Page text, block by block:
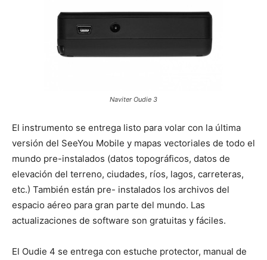
Naviter Oudie 3
El instrumento se entrega listo para volar con la última
versión del SeeYou Mobile y mapas vectoriales de todo el
mundo pre-instalados (datos topográficos, datos de
elevación del terreno, ciudades, ríos, lagos, carreteras,
etc.) También están pre- instalados los archivos del
espacio aéreo para gran parte del mundo. Las
actualizaciones de software son gratuitas y fáciles.
El Oudie 4 se entrega con estuche protector, manual de